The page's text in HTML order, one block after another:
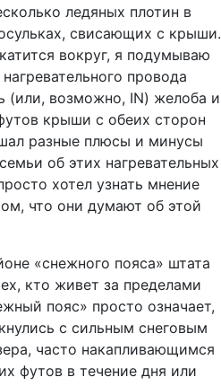
ледяных плотин в
свисающих с крыши.
вокруг, я подумываю
провода
(или, возможно, IN) желоба и
крыши с обеих сторон
разные плюсы и минусы
об этих нагревательных
хотел узнать мнение
что они думают об этой
«снежного пояса» штата
кто живет за пределами
пояс» просто означает,
с сильным снеговым
часто накапливающимся
футов в течение дня или